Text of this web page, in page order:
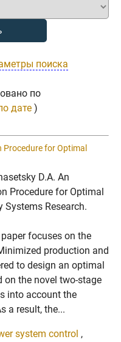
поиска
по
дате )
for Optimal
D.A. An
Procedure for Optimal
Systems Research.
focuses on the
production and
to design an optimal
on the novel two-stage
into account the
a result, the...
system control ,